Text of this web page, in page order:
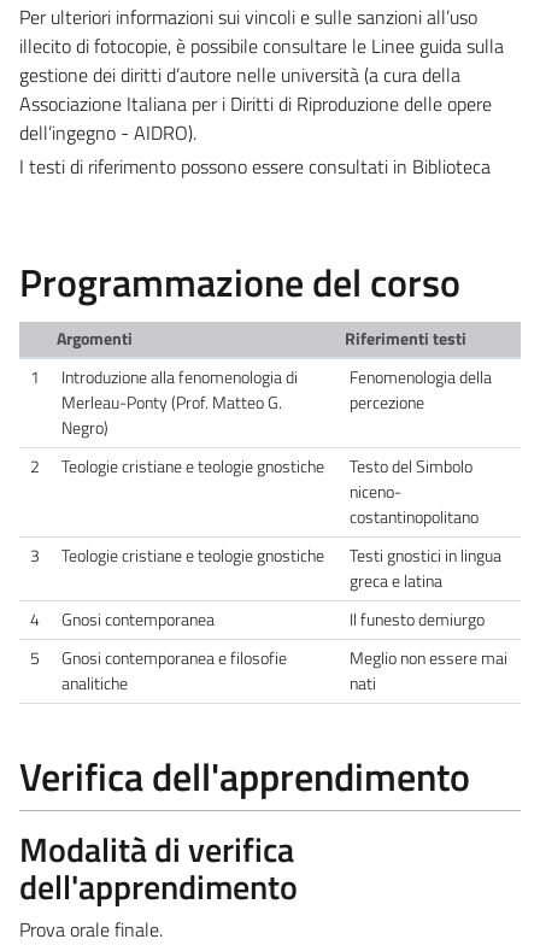
Per ulteriori informazioni sui vincoli e sulle sanzioni all’uso
illecito di fotocopie, è possibile consultare le Linee guida sulla
gestione dei diritti d’autore nelle università (a cura della
Associazione Italiana per i Diritti di Riproduzione delle opere
dell’ingegno - AIDRO).
I testi di riferimento possono essere consultati in Biblioteca
Programmazione del corso
Argomenti
Riferimenti testi
1
Introduzione alla fenomenologia di
Merleau-Ponty (Prof. Matteo G.
Negro)
Fenomenologia della
percezione
2 Teologie cristiane e teologie gnostiche
Testo del Simbolo
niceno-
costantinopolitano
3
Teologie cristiane e teologie gnostiche
Testi gnostici in lingua
greca e latina
4
Gnosi contemporanea
Il funesto demiurgo
5
Gnosi contemporanea e filosofie
analitiche
Meglio non essere mai
nati
Verifica dell'apprendimento
Modalità di verifica
dell'apprendimento
Prova orale finale.